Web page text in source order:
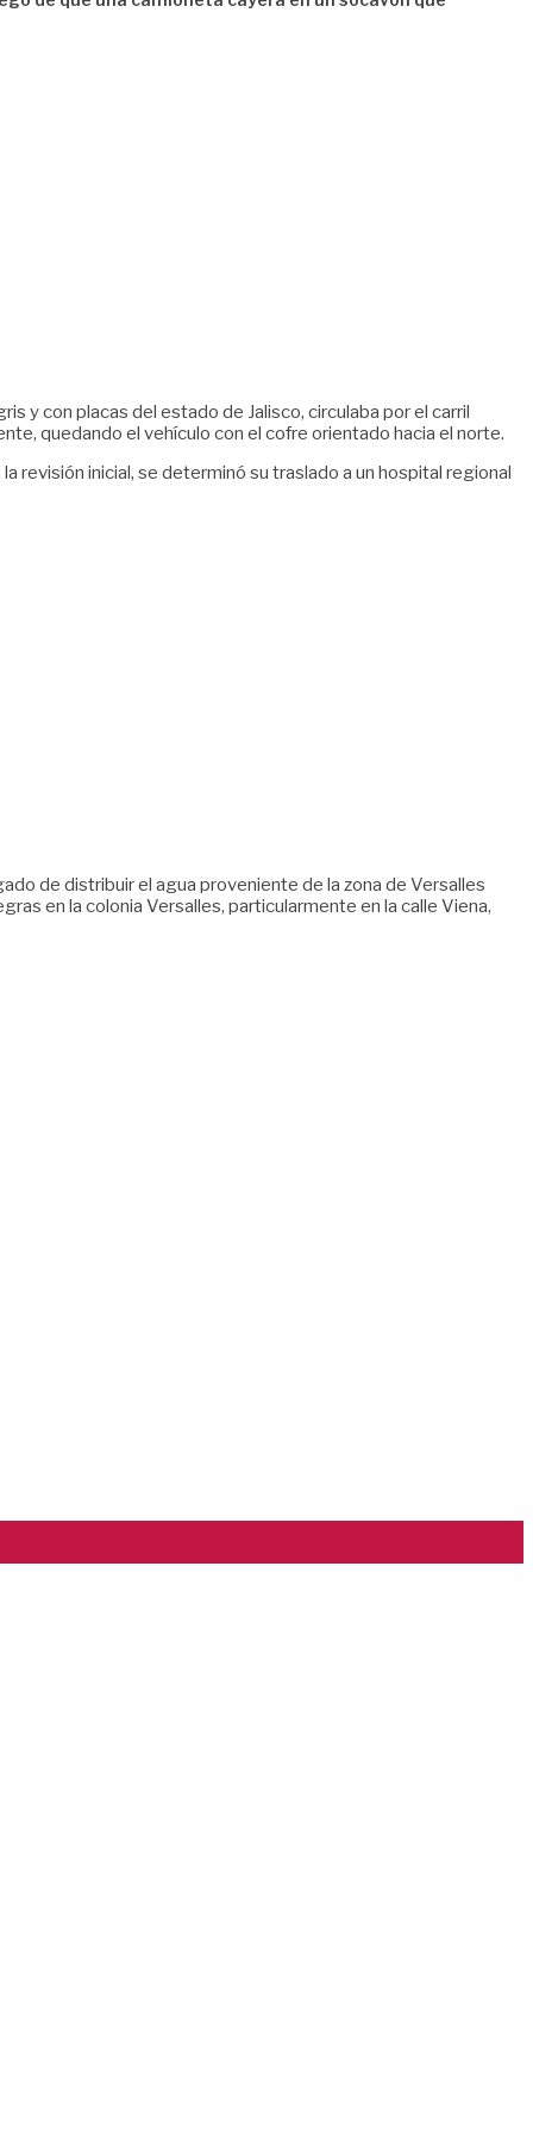
y con placas del estado de Jalisco, circulaba por el carril
quedando el vehículo con el cofre orientado hacia el norte.
revisión inicial, se determinó su traslado a un hospital regional
de distribuir el agua proveniente de la zona de Versalles
en la colonia Versalles, particularmente en la calle Viena,